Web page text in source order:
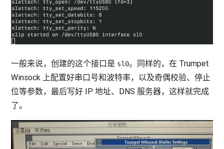
一般来说，创建的这个接口是 sl0。同样的，在 Trumpet
Winsock 上配置好串口号和波特率，以及奇偶校验、停止
位等参数，最后写好 IP 地址、DNS 服务器，这样就完成
了。